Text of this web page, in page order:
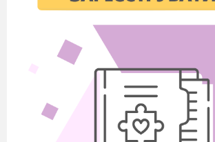
11 класу, вони і проводять гру з
оцінюють завдання, видають після
фрагменти з літерами. Якщо учні
при виконанні завдання, вони
отримати підказку, для цього
розказати вірш про мову.
Група, яка виконала завдання,